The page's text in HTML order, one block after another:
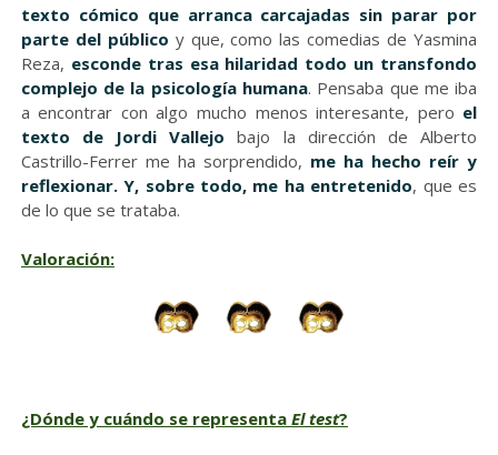
texto cómico que arranca carcajadas sin parar por
parte del público y que, como las comedias de Yasmina
Reza, esconde tras esa hilaridad todo un transfondo
complejo de la psicología humana. Pensaba que me iba
a encontrar con algo mucho menos interesante, pero el
texto de Jordi Vallejo bajo la dirección de Alberto
Castrillo-Ferrer me ha sorprendido, me ha hecho reír y
reflexionar. Y, sobre todo, me ha entretenido, que es
de lo que se trataba.
Valoración:
¿Dónde y cuándo se representa El test?